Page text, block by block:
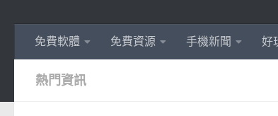
免費軟體 免費資源 手機新聞 好
熱門資訊